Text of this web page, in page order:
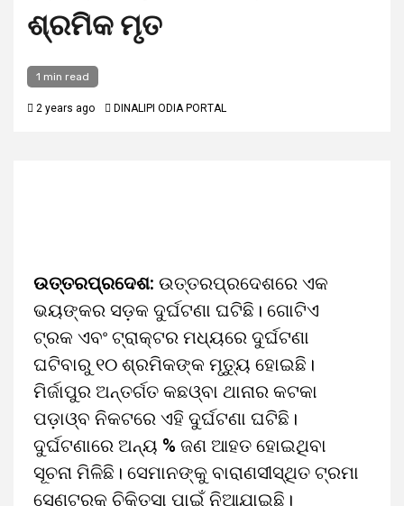
ଶ୍ରମିକ ମୃତ
1 min read
2 years ago DINALIPI ODIA PORTAL
ଉତ୍ତରପ୍ରଦେଶ: ଉତ୍ତରପ୍ରଦେଶରେ ଏକ
ଭୟଙ୍କର ସଡ଼କ ଦୁର୍ଘଟଣା ଘଟିଛି। ଗୋଟିଏ
ଟ୍ରକ ଏବଂ ଟ୍ରାକ୍ଟର ମଧ୍ୟରେ ଦୁର୍ଘଟଣା
ଘଟିବାରୁ ୧୦ ଶ୍ରମିକଙ୍କ ମୃତ୍ୟୁ ହୋଇଛି।
ମିର୍ଜାପୁର ଅନ୍ତର୍ଗତ କଛଓ୍ବା ଥାନାର କଟକା
ପଡ଼ାଓ୍ବ ନିକଟରେ ଏହି ଦୁର୍ଘଟଣା ଘଟିଛି।
ଦୁର୍ଘଟଣାରେ ଅନ୍ୟ % ଜଣ ଆହତ ହୋଇଥିବା
ସୂଚନା ମିଳିଛି। ସେମାନଙ୍କୁ ବାରାଣସୀସ୍ଥିତ ଟ୍ରମା
ସେଣ୍ଟରକୁ ଚିକିତ୍ସା ପାଇଁ ନିଆଯାଇଛି।